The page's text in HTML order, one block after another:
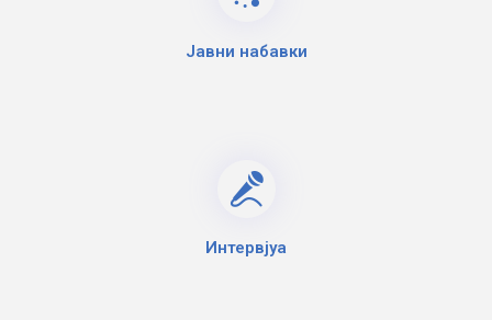
Јавни набавки
Интервјуа